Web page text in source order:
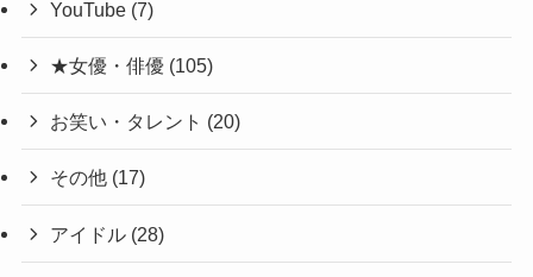
YouTube (7)
★女優・俳優 (105)
お笑い・タレント (20)
その他 (17)
アイドル (28)